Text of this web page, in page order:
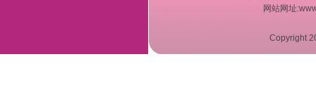
网站网址
Copyright